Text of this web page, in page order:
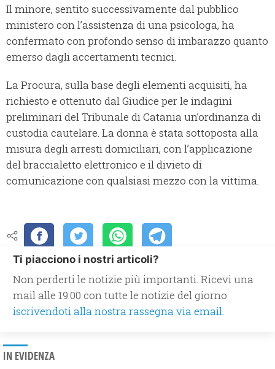
Il minore, sentito successivamente dal pubblico
ministero con l’assistenza di una psicologa, ha
confermato con profondo senso di imbarazzo quanto
emerso dagli accertamenti tecnici.
La Procura, sulla base degli elementi acquisiti, ha
richiesto e ottenuto dal Giudice per le indagini
preliminari del Tribunale di Catania un’ordinanza di
custodia cautelare. La donna è stata sottoposta alla
misura degli arresti domiciliari, con l’applicazione
del braccialetto elettronico e il divieto di
comunicazione con qualsiasi mezzo con la vittima.
Ti piacciono i nostri articoli?
Non perderti le notizie più importanti. Ricevi una
mail alle 19.00 con tutte le notizie del giorno
iscrivendoti alla nostra rassegna via email.
IN EVIDENZA